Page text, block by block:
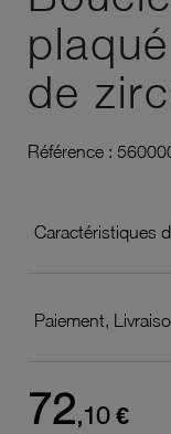
de
Référence :
Caractéristiques
Paiement,
72,10 €